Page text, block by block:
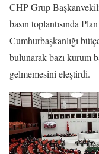
CHP Grup
basın toplantısında
Cumhurbaşkanlığı
bulunarak bazı kurum
gelmemesini eleştirdi.